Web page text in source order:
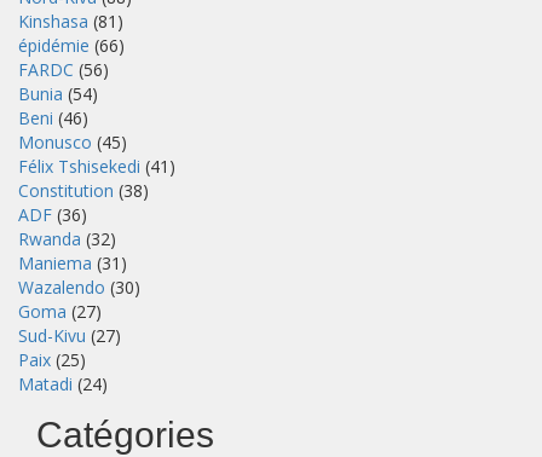
Kinshasa (81)
épidémie (66)
FARDC (56)
Bunia (54)
Beni (46)
Monusco (45)
Félix Tshisekedi (41)
Constitution (38)
ADF (36)
Rwanda (32)
Maniema (31)
Wazalendo (30)
Goma (27)
Sud-Kivu (27)
Paix (25)
Matadi (24)
Catégories